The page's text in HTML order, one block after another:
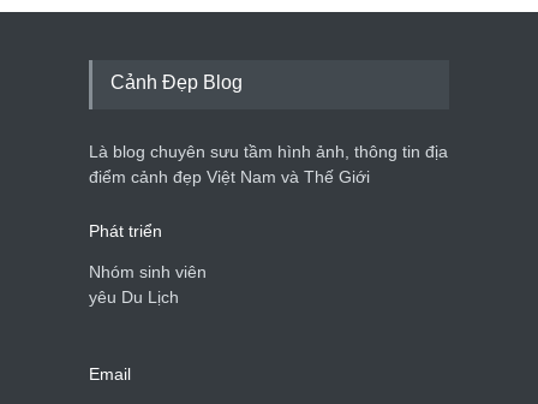
Tam giác mạch khoe sắc
du lịch quốc gia
Cảnh đẹp Việt Nam 24/04/2020
Cảnh Đẹp Blog
Là blog chuyên sưu tầm hình ảnh, thông tin địa
điểm cảnh đẹp Việt Nam và Thế Giới
Phát triển
Nhóm sinh viên
yêu Du Lịch
Email